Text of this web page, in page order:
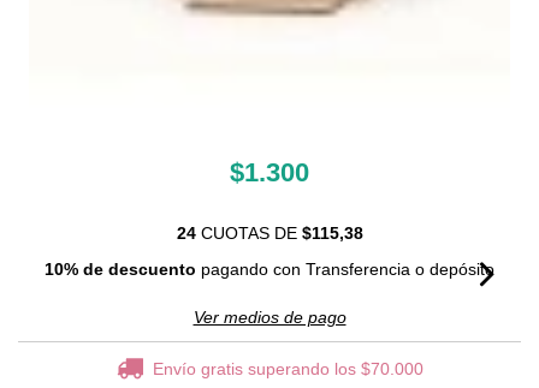
$1.300
24CUOTAS DE $115,38
10% de descuento pagando con Transferencia o depósito
Ver medios de pago
Envío gratis superando los $70.000